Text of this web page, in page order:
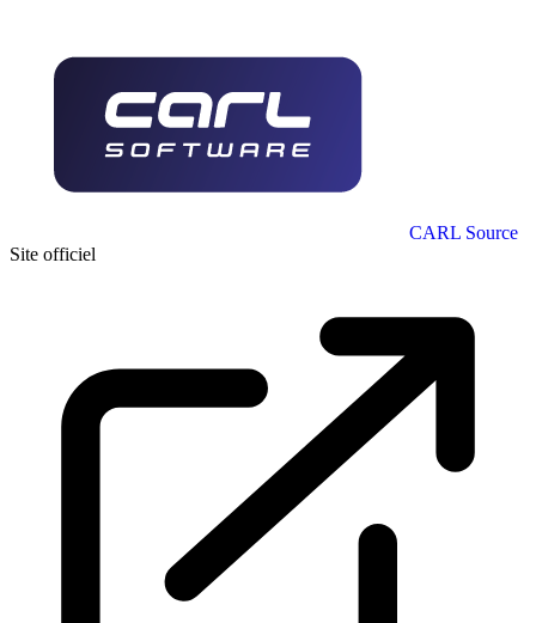
CARL Source
Site officiel